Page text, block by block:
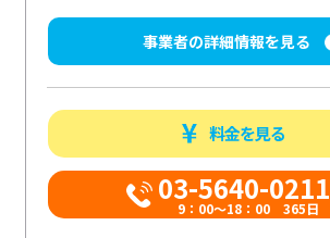
事業者の詳細情報を見る
料金を見る
03-5640-0211
9：00～18：00 365日